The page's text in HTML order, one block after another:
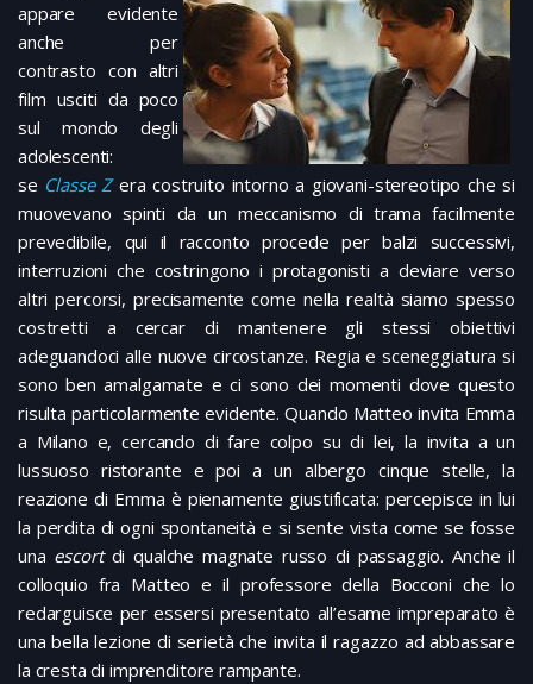
appare evidente
anche per
contrasto con altri
film usciti da poco
sul mondo degli
adolescenti:
se Classe Zera costruito intorno a giovani-stereotipo che si
muovevano spinti da un meccanismo di trama facilmente
prevedibile, qui il racconto procede per balzi successivi,
interruzioni che costringono i protagonisti a deviare verso
altri percorsi, precisamente come nella realtà siamo spesso
costretti a cercar di mantenere gli stessi obiettivi
adeguandoci alle nuove circostanze. Regia e sceneggiatura si
sono ben amalgamate e ci sono dei momenti dove questo
risulta particolarmente evidente. Quando Matteo invita Emma
a Milano e, cercando di fare colpo su di lei, la invita a un
lussuoso ristorante e poi a un albergo cinque stelle, la
reazione di Emma è pienamente giustificata: percepisce in lui
la perdita di ogni spontaneità e si sente vista come se fosse
una escortdi qualche magnate russo di passaggio. Anche il
colloquio fra Matteo e il professore della Bocconi che lo
redarguisce per essersi presentato all’esame impreparato è
una bella lezione di serietà che invita il ragazzo ad abbassare
la cresta di imprenditore rampante.